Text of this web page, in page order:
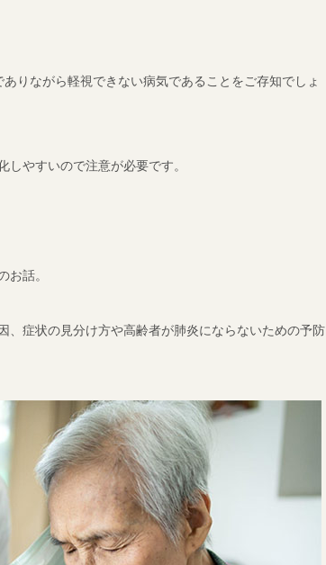
りながら軽視できない病気であることをご存知でしょ
やすいので注意が必要です。
お話。
、症状の見分け方や高齢者が肺炎にならないための予防